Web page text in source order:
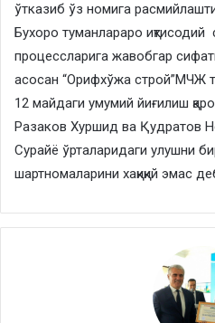
ўтказиб ўз номига
Бухоро туманлараро
процессларига жавобгар
асосан “Орифхўжа строй”МЧЖ
12 майдаги умумий йиғилиш
Разаков Хуршид ва Қудратов
Сурайё ўрталаридаги улушни
шартномаларини хақиқий эмас